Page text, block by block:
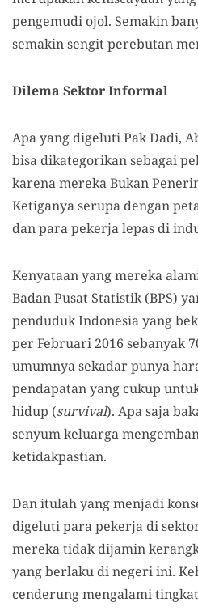
pengemudi ojol. Semakin
semakin sengit perebutan
Dilema Sektor Informal
Apa yang digeluti Pak Dadi,
bisa dikategorikan sebagai
karena mereka Bukan
Ketiganya serupa dengan
dan para pekerja lepas di
Kenyataan yang mereka
Badan Pusat Statistik (BPS)
penduduk Indonesia yang
per Februari 2016 sebanyak
umumnya sekadar punya
pendapatan yang cukup
hidup (survival). Apa saja
senyum keluarga
ketidakpastian.
Dan itulah yang menjadi
digeluti para pekerja di
mereka tidak dijamin
yang berlaku di negeri ini.
cenderung mengalami